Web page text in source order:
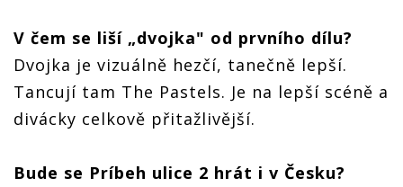
V čem se liší „dvojka" od prvního dílu?
Dvojka je vizuálně hezčí, tanečně lepší.
Tancují tam The Pastels. Je na lepší scéně a
divácky celkově přitažlivější.
Bude se Príbeh ulice 2 hrát i v Česku?